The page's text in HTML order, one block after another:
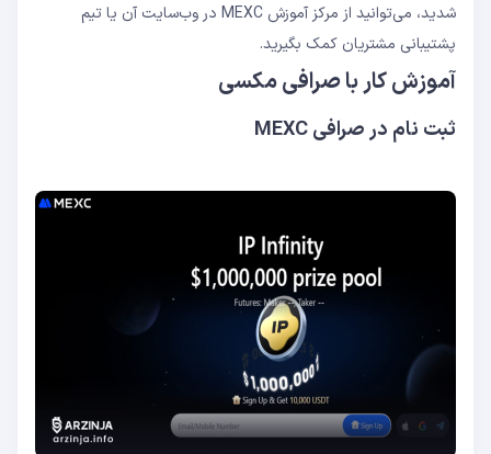
شدید، می‌توانید از مرکز آموزش MEXC در وب‌سایت آن یا تیم
پشتیبانی مشتریان کمک بگیرید.
آموزش کار با صرافی مکسی
ثبت نام در صرافی MEXC